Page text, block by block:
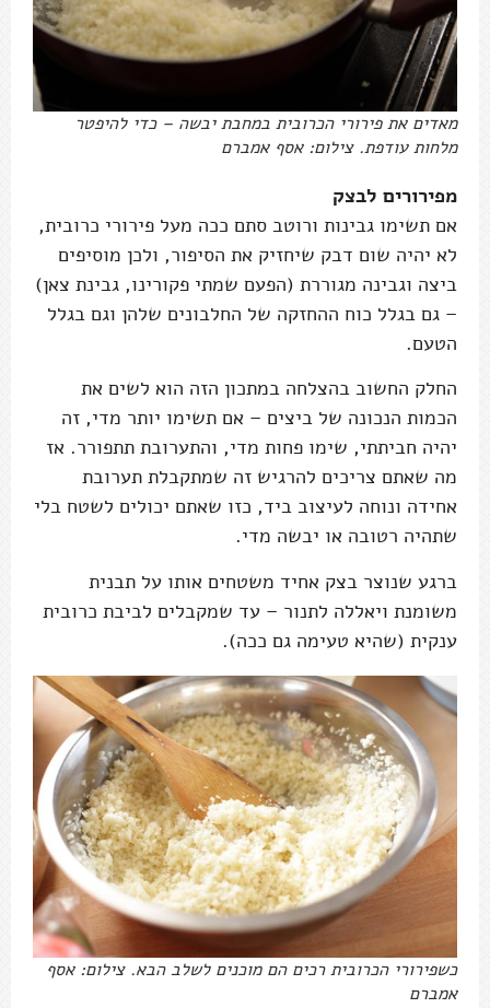
מאדים את פירורי הכרובית במחבת יבשה – כדי להיפטר
מלחות עודפת. צילום: אסף אמברם
מפירורים לבצק
אם תשימו גבינות ורוטב סתם ככה מעל פירורי כרובית,
לא יהיה שום דבק שיחזיק את הסיפור, ולכן מוסיפים
ביצה וגבינה מגוררת (הפעם שמתי פקורינו, גבינת צאן)
– גם בגלל כוח ההחזקה של החלבונים שלהן וגם בגלל
הטעם.
החלק החשוב בהצלחה במתכון הזה הוא לשים את
הכמות הנכונה של ביצים – אם תשימו יותר מדי, זה
יהיה חביתתי, שימו פחות מדי, והתערובת תתפורר. אז
מה שאתם צריכים להרגיש זה שמתקבלת תערובת
אחידה ונוחה לעיצוב ביד, כזו שאתם יכולים לשטח בלי
שתהיה רטובה או יבשה מדי.
ברגע שנוצר בצק אחיד משטחים אותו על תבנית
משומנת ויאללה לתנור – עד שמקבלים לביבת כרובית
ענקית (שהיא טעימה גם ככה).
כשפירורי הכרובית רכים הם מוכנים לשלב הבא. צילום: אסף
אמברם